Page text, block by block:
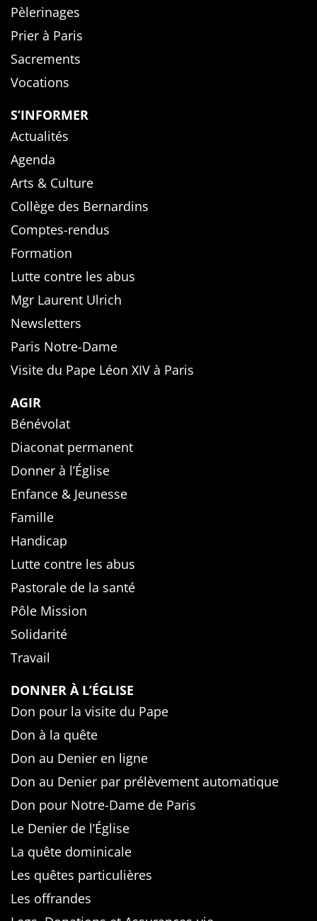
Pèlerinages
Prier à Paris
Sacrements
Vocations
S’INFORMER
Actualités
Agenda
Arts & Culture
Collège des Bernardins
Comptes-rendus
Formation
Lutte contre les abus
Mgr Laurent Ulrich
Newsletters
Paris Notre-Dame
Visite du Pape Léon XIV à Paris
AGIR
Bénévolat
Diaconat permanent
Donner à l’Église
Enfance & Jeunesse
Famille
Handicap
Lutte contre les abus
Pastorale de la santé
Pôle Mission
Solidarité
Travail
DONNER À L’ÉGLISE
Don pour la visite du Pape
Don à la quête
Don au Denier en ligne
Don au Denier par prélèvement automatique
Don pour Notre-Dame de Paris
Le Denier de l’Église
La quête dominicale
Les quêtes particulières
Les offrandes